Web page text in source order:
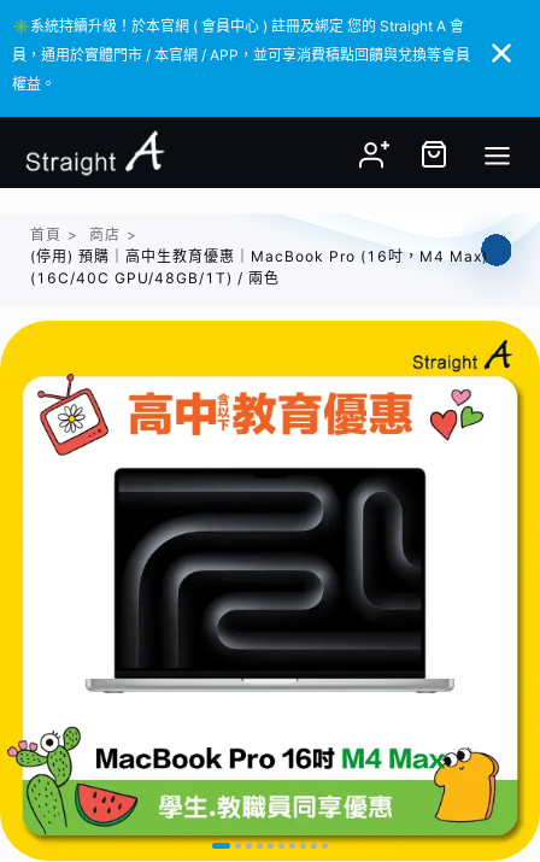
✳️系統持續升級！於本官網 ( 會員中心 ) 註冊及綁定 您的 Straight A 會
員，通用於實體門市 / 本官網 / APP，並可享消費積點回饋與兌換等會員
權益。
✳️系統持續升級！於本官網 ( 會員中心 ) 註冊及綁定 您的 Straight A 會
員，通用於實體門市 / 本官網 / APP，並可享消費積點回饋與兌換等會員
權益。
首頁 > 商店 >
(停用) 預購｜高中生教育優惠｜MacBook Pro (16吋，M4 Max)
(16C/40C GPU/48GB/1T) / 兩色